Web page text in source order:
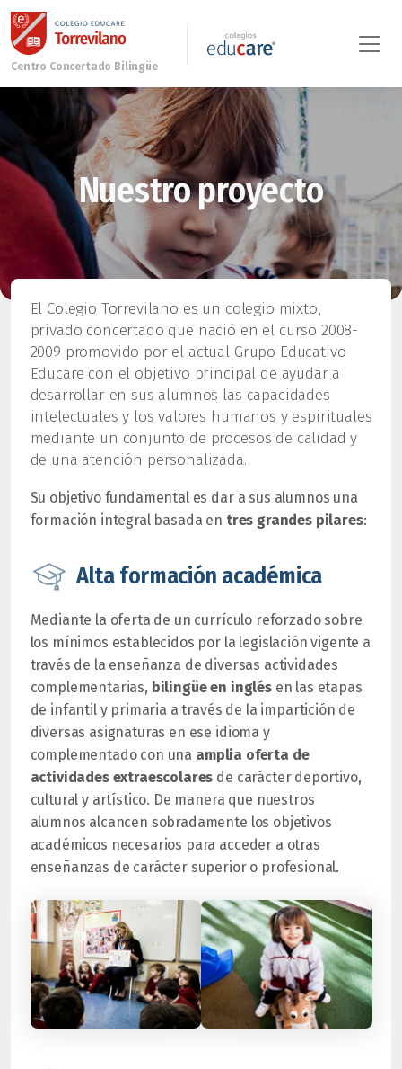
Nuestro proyecto
El Colegio Torrevilano es un colegio mixto,
privado concertado que nació en el curso 2008-
2009 promovido por el actual Grupo Educativo
Educare con el objetivo principal de ayudar a
desarrollar en sus alumnos las capacidades
intelectuales y los valores humanos y espirituales
mediante un conjunto de procesos de calidad y
de una atención personalizada.
Su objetivo fundamental es dar a sus alumnos una
formación integral basada en tres grandes pilares:
Alta formación académica
Mediante la oferta de un currículo reforzado sobre
los mínimos establecidos por la legislación vigente a
través de la enseñanza de diversas actividades
complementarias, bilingüe en inglésen las etapas
de infantil y primaria a través de la impartición de
diversas asignaturas en ese idioma y
complementado con una amplia oferta de
actividades extraescolares de carácter deportivo,
cultural y artístico. De manera que nuestros
alumnos alcancen sobradamente los objetivos
académicos necesarios para acceder a otras
enseñanzas de carácter superior o profesional.